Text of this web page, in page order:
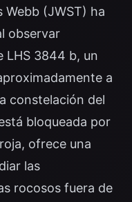
Webb (JWST) ha
observar
LHS 3844 b, un
a
constelación del
bloqueada por
ofrece una
las
rocosos fuera de